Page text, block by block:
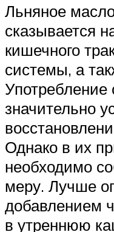
Льняное
сказывается
кишечного
системы, а
значительно
Однако в их
необходимо
меру. Лучше
добавлением
в утреннюю